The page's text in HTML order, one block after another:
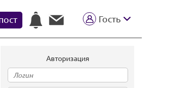
Гость
Авторизация